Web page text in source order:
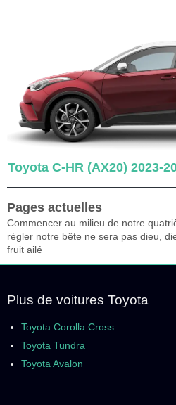
Toyota C-HR (AX20) 2023-
Pages actuelles
Commencer au milieu de notre
régler notre bête ne sera pas dieu,
fruit ailé
Plus de voitures Toyota
Toyota Corolla Cross
Toyota Tundra
Toyota Avalon